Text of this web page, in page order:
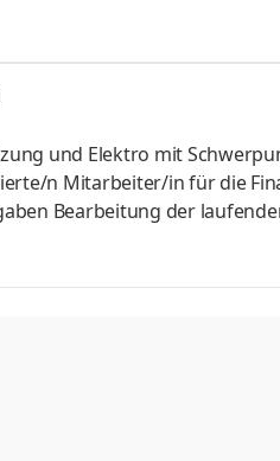
und Instandsetzung von
Heizungs- und
und Austausch von
und Elektro mit
n Mitarbeiter/in für die
Bearbeitung der
und Vorbereitung
und